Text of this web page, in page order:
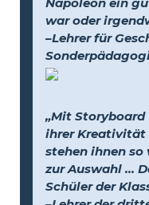
war oder
–Lehrer für
„Mit Storyboard
ihrer Kreativität
stehen ihnen so
zur Auswahl …
Schüler der